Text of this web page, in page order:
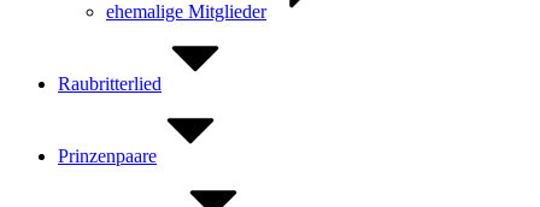
ehemalige Mitglieder
Raubritterlied
Prinzenpaare